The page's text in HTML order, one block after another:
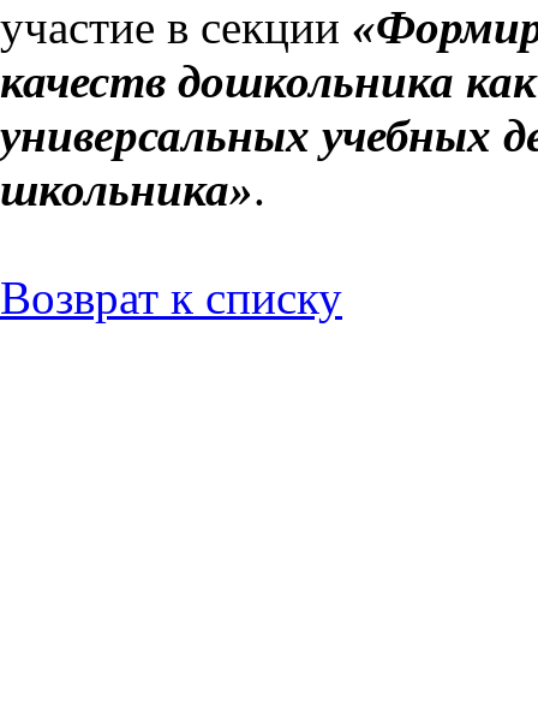
участие в секции
качеств дошкольника
универсальных учебных
школьника».
Возврат к списку